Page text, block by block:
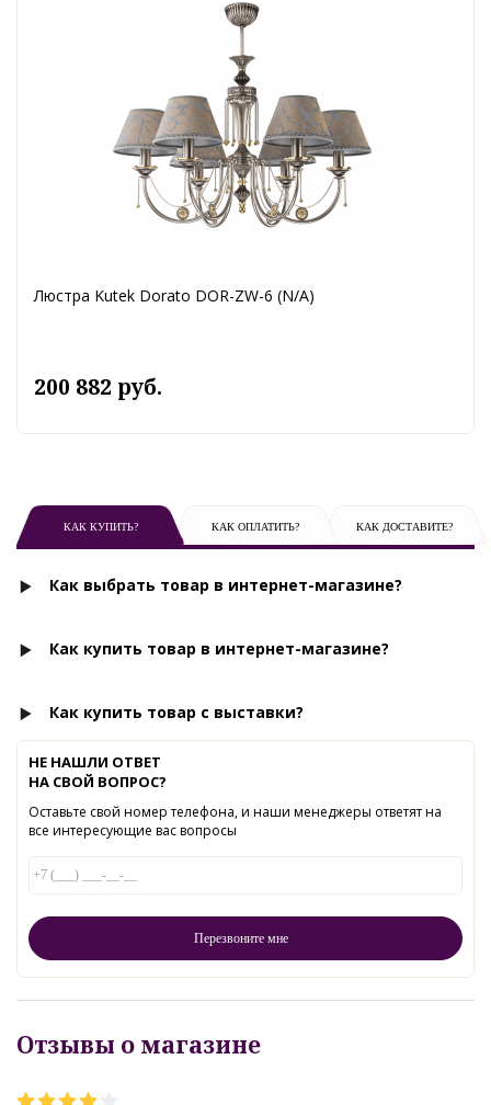
Люстра Kutek Dorato DOR-ZW-6 (N/A)
200 882 руб.
КАК КУПИТЬ? КАК ОПЛАТИТЬ? КАК ДОСТАВИТЕ?
Как выбрать товар в интернет-магазине?
Как купить товар в интернет-магазине?
Как купить товар с выставки?
НЕ НАШЛИ ОТВЕТ
НА СВОЙ ВОПРОС?
Оставьте свой номер телефона, и наши менеджеры ответят на
все интересующие вас вопросы
Отзывы о магазине